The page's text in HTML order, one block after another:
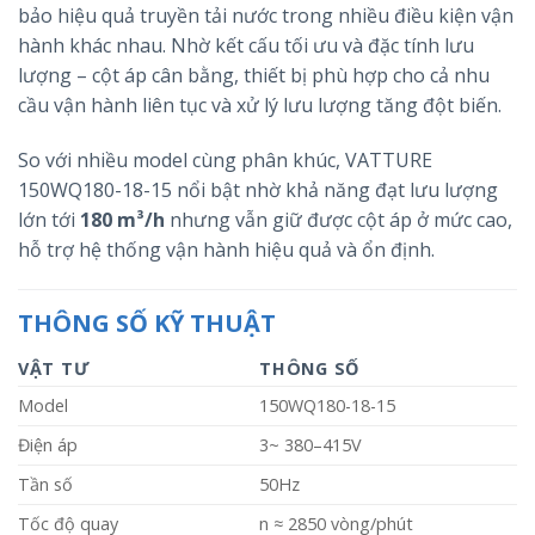
bảo hiệu quả truyền tải nước trong nhiều điều kiện vận
hành khác nhau. Nhờ kết cấu tối ưu và đặc tính lưu
lượng – cột áp cân bằng, thiết bị phù hợp cho cả nhu
cầu vận hành liên tục và xử lý lưu lượng tăng đột biến.
So với nhiều model cùng phân khúc, VATTURE
150WQ180-18-15 nổi bật nhờ khả năng đạt lưu lượng
lớn tới 180 m³/h nhưng vẫn giữ được cột áp ở mức cao,
hỗ trợ hệ thống vận hành hiệu quả và ổn định.
THÔNG SỐ KỸ THUẬT
VẬT TƯ
THÔNG SỐ
Model
150WQ180-18-15
Điện áp
3~ 380–415V
Tần số
50Hz
Tốc độ quay
n ≈ 2850 vòng/phút